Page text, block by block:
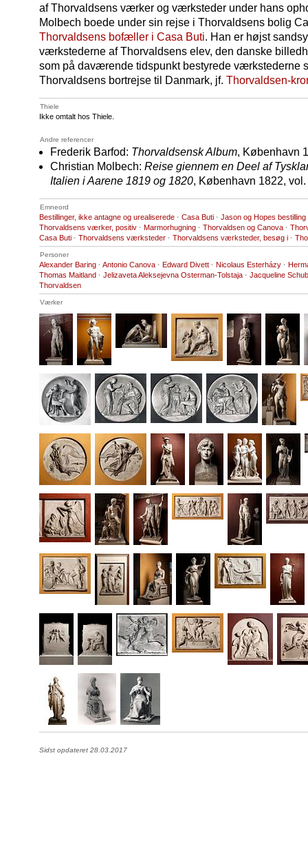
af Thorvaldsens værker og værksteder under hans
Molbech boede under sin rejse i Thorvaldsens bolig
Thorvaldsens bofæller i Casa Buti. Han er højst
værkstederne af Thorvaldsens elev, den danske
som på daværende tidspunkt bestyrede værkstederne
Thorvaldsens bortrejse til Danmark, jf. Thorvaldsen-
Thiele
Ikke omtalt hos Thiele.
Andre referencer
Frederik Barfod: Thorvaldsensk Album, København
Christian Molbech: Reise giennem en Deel af
Italien i Aarene 1819 og 1820, København 1822,
Emneord
Bestillinger, ikke antagne og urealiserede · Casa Buti · Jason og Hopes bestilling
Thorvaldsens værker, positiv · Marmorhugning · Thorvaldsen og Canova ·
Casa Buti · Thorvaldsens værksteder · Thorvaldsens værksteder, besøg i ·
Personer
Alexander Baring · Antonio Canova · Edward Divett · Nicolaus Esterházy ·
Thomas Maitland · Jelizaveta Aleksejevna Osterman-Tolstaja · Jacqueline
Thorvaldsen
Værker
Sidst opdateret 28.03.2017